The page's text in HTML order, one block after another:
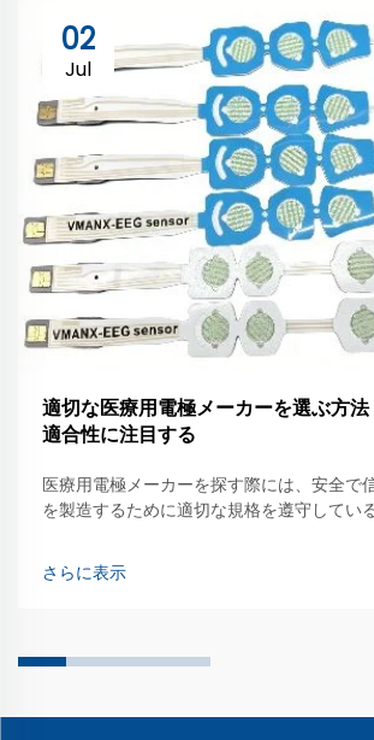
02
Jul
適切な医療用電極メーカーを選ぶ方
適合性に注目する
医療用電極メーカーを探す際には、安全で
を製造するために適切な規格を遵守してい
電極の製造を重視する企業です。これらの
は、医師が…
さらに表示